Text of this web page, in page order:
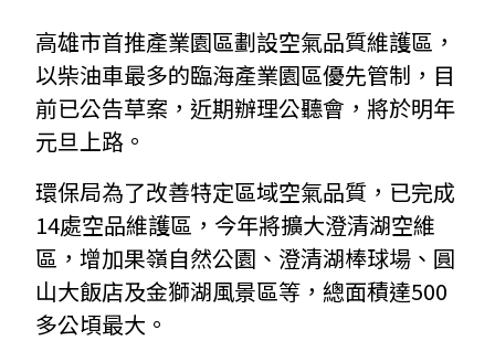
高雄市首推產業園區劃設空氣品質維護區，
以柴油車最多的臨海產業園區優先管制，目
前已公告草案，近期辦理公聽會，將於明年
元旦上路。
環保局為了改善特定區域空氣品質，已完成
14處空品維護區，今年將擴大澄清湖空維
區，增加果嶺自然公園、澄清湖棒球場、圓
山大飯店及金獅湖風景區等，總面積達500
多公頃最大。